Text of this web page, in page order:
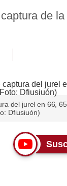
de
del jurel en 66,
Dfiusiuón)